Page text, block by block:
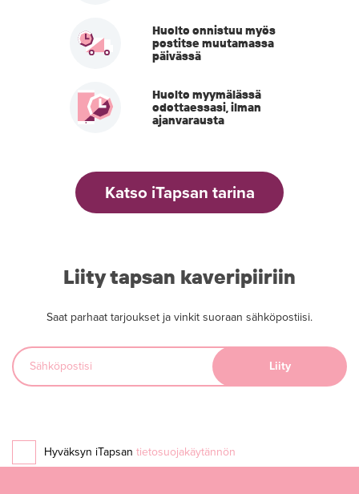
Huolto onnistuu myös
postitse muutamassa
päivässä
Huolto myymälässä
odottaessasi, ilman
ajanvarausta
Katso iTapsan tarina
Liity tapsan kaveripiiriin
Saat parhaat tarjoukset ja vinkit suoraan sähköpostiisi.
Hyväksyn iTapsan tietosuojakäytännön